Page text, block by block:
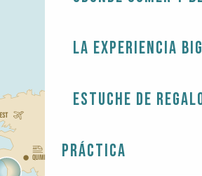
La experiencia
Estuche de
Práctica